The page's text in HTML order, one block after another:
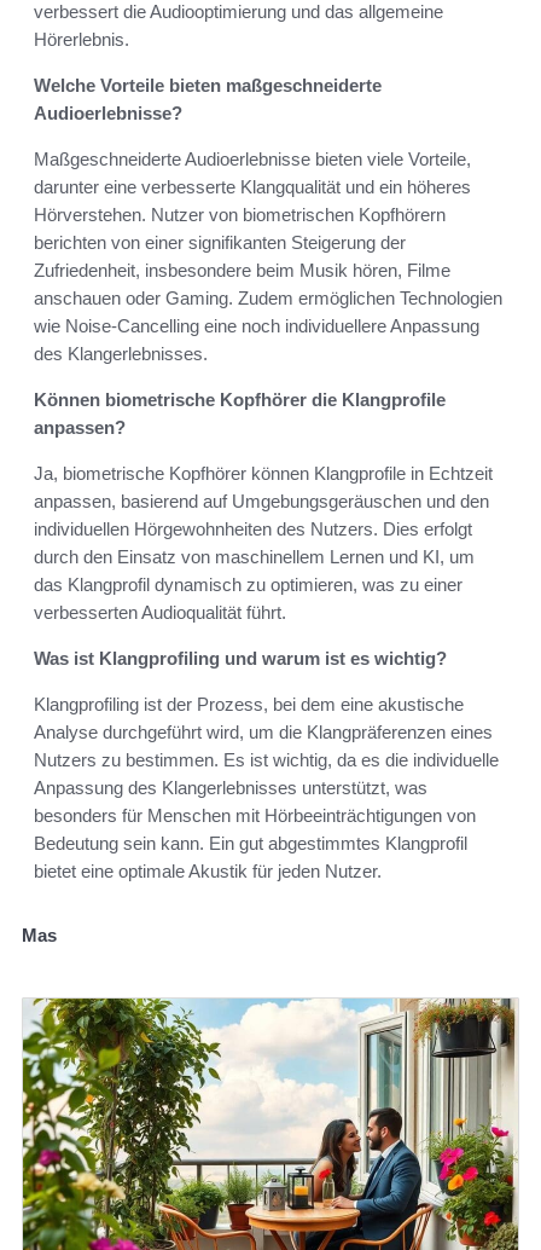
verbessert die Audiooptimierung und das allgemeine
Hörerlebnis.
Welche Vorteile bieten maßgeschneiderte
Audioerlebnisse?
Maßgeschneiderte Audioerlebnisse bieten viele Vorteile,
darunter eine verbesserte Klangqualität und ein höheres
Hörverstehen. Nutzer von biometrischen Kopfhörern
berichten von einer signifikanten Steigerung der
Zufriedenheit, insbesondere beim Musik hören, Filme
anschauen oder Gaming. Zudem ermöglichen Technologien
wie Noise-Cancelling eine noch individuellere Anpassung
des Klangerlebnisses.
Können biometrische Kopfhörer die Klangprofile
anpassen?
Ja, biometrische Kopfhörer können Klangprofile in Echtzeit
anpassen, basierend auf Umgebungsgeräuschen und den
individuellen Hörgewohnheiten des Nutzers. Dies erfolgt
durch den Einsatz von maschinellem Lernen und KI, um
das Klangprofil dynamisch zu optimieren, was zu einer
verbesserten Audioqualität führt.
Was ist Klangprofiling und warum ist es wichtig?
Klangprofiling ist der Prozess, bei dem eine akustische
Analyse durchgeführt wird, um die Klangpräferenzen eines
Nutzers zu bestimmen. Es ist wichtig, da es die individuelle
Anpassung des Klangerlebnisses unterstützt, was
besonders für Menschen mit Hörbeeinträchtigungen von
Bedeutung sein kann. Ein gut abgestimmtes Klangprofil
bietet eine optimale Akustik für jeden Nutzer.
Mas